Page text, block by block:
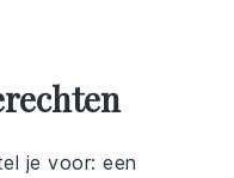
je voor: een